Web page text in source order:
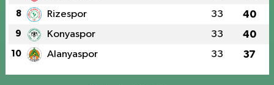
8 Rizespor 33 40
9 Konyaspor 33 40
10 Alanyaspor 33 37